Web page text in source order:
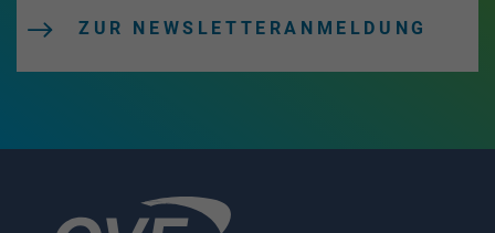
ZUR NEWSLETTERANMELDUNG